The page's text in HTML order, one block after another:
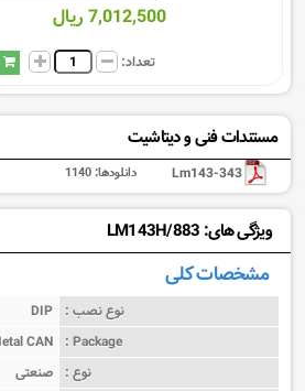
7,012,500 ریال
تعداد:
مستندات فنی و دیتاشیت
Lm143-343 دانلودها: 1140
ویژگی های: LM143H/883
مشخصات کلی
نوع نصب : DIP
Package :
CAN
نوع : صنعتی